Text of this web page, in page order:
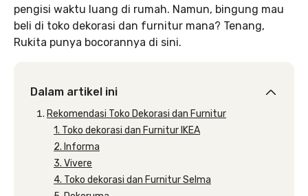
pengisi waktu luang di rumah. Namun, bingung mau
beli di toko dekorasi dan furnitur mana? Tenang,
Rukita punya bocorannya di sini.
Dalam artikel ini
Rekomendasi Toko Dekorasi dan Furnitur
1. Toko dekorasi dan Furnitur IKEA
2. Informa
3. Vivere
4. Toko dekorasi dan Furnitur Selma